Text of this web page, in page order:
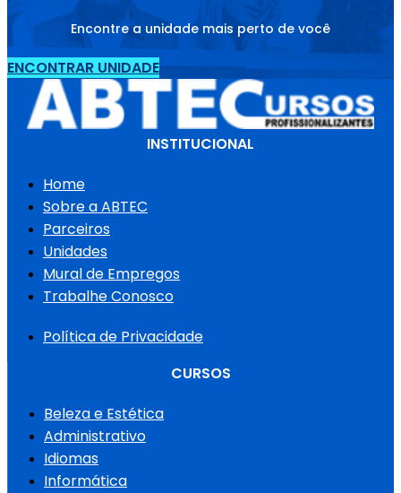
Encontre a unidade mais perto de você
ENCONTRAR UNIDADE
INSTITUCIONAL
Home
Sobre a ABTEC
Parceiros
Unidades
Mural de Empregos
Trabalhe Conosco
Política de Privacidade
CURSOS
Beleza e Estética
Administrativo
Idiomas
Informática